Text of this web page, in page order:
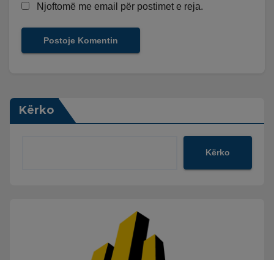
Njoftomë me email për postimet e reja.
Kërko
Kërko